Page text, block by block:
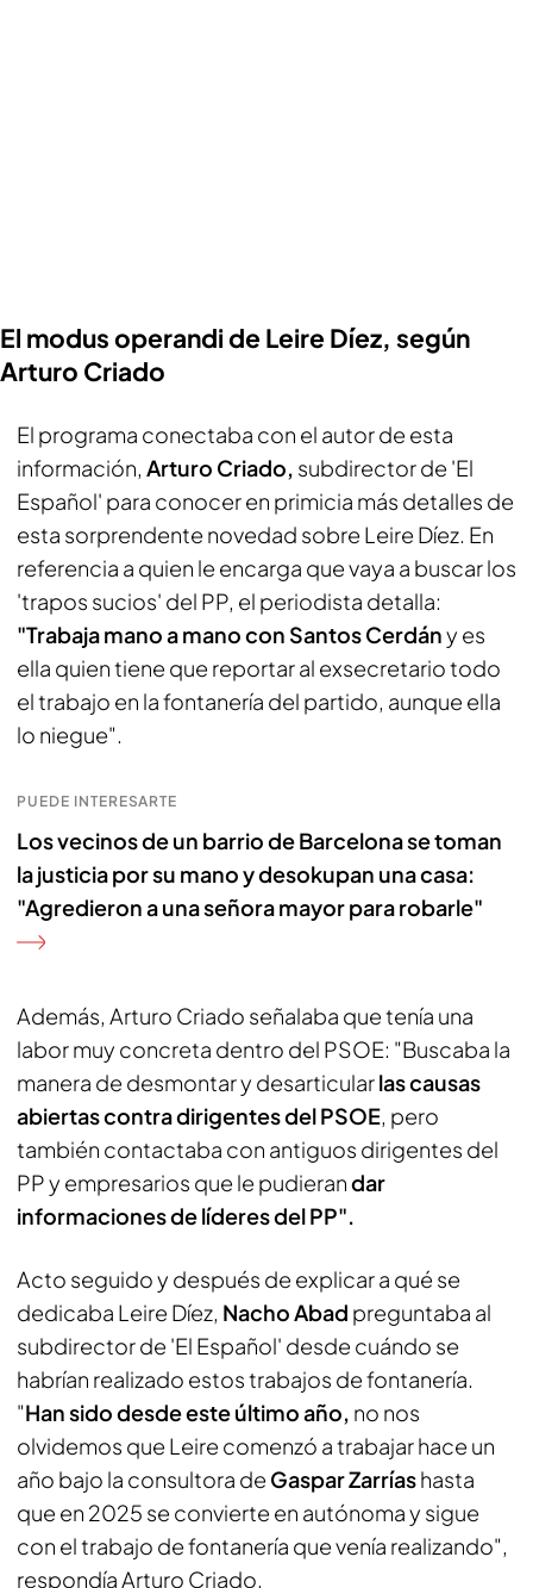
El modus operandi de Leire Díez, según
Arturo Criado
El programa conectaba con el autor de esta
información, Arturo Criado, subdirector de 'El
Español' para conocer en primicia más detalles de
esta sorprendente novedad sobre Leire Díez. En
referencia a quien le encarga que vaya a buscar los
'trapos sucios' del PP, el periodista detalla:
"Trabaja mano a mano con Santos Cerdány es
ella quien tiene que reportar al exsecretario todo
el trabajo en la fontanería del partido, aunque ella
lo niegue".
PUEDE INTERESARTE
Los vecinos de un barrio de Barcelona se toman
la justicia por su mano y desokupan una casa:
"Agredieron a una señora mayor para robarle"
Además, Arturo Criado señalaba que tenía una
labor muy concreta dentro del PSOE: "Buscaba la
manera de desmontar y desarticularlas causas
abiertas contra dirigentes del PSOE, pero
también contactaba con antiguos dirigentes del
PP y empresarios que le pudierandar
informaciones de líderes del PP".
Acto seguido y después de explicar a qué se
dedicaba Leire Díez, Nacho Abad preguntaba al
subdirector de 'El Español' desde cuándo se
habrían realizado estos trabajos de fontanería.
"Han sido desde este último año, no nos
olvidemos que Leire comenzó a trabajar hace un
año bajo la consultora de Gaspar Zarríashasta
que en 2025 se convierte en autónoma y sigue
con el trabajo de fontanería que venía realizando",
respondía Arturo Criado.